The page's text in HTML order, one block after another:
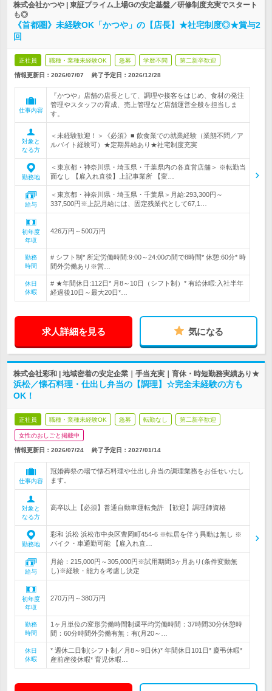
株式会社かつや | 東証プライム上場Gの安定基盤／研修制度充実でスタート
も◎
《首都圏》未経験OK「かつや」の【店長】★社宅制度◎★賞与2
回
正社員 職種・業種未経験OK 急募 学歴不問 第二新卒歓迎
情報更新日：2026/07/07 終了予定日： 2026/12/28
仕事内容
『かつや』店舗の店長として、調理や接客をはじめ、食材の発注
管理やスタッフの育成、売上管理など店舗運営全般を担当しま
す。
対象と
なる方
＜未経験歓迎！＞《必須》■ 飲食業での就業経験（業態不問／ア
ルバイト経験可）★定期昇給あり★社宅制度充実
勤務地
＜東京都・神奈川県・埼玉県・千葉県内の各直営店舗＞ ※転勤当
面なし 【雇入れ直後】上記事業所 【変…
給与
＜東京都・神奈川県・埼玉県・千葉県＞月給:293,300円～
337,500円※上記月給には、固定残業代として67,1…
初年度
年収
426万円～500万円
勤務
時間
# シフト制* 所定労働時間:9:00～24:00の間で8時間* 休憩:60分* 時
間外労働あり※営…
休日
休暇
# ★年間休日:112日* 月8～10日（シフト制）* 有給休暇:入社半年
経過後10日～最大20日*…
求人詳細を見る 気になる
株式会社彩和 | 地域密着の安定企業｜手当充実｜育休・時短勤務実績あり★
浜松／懐石料理・仕出し弁当の【調理】☆完全未経験の方も
OK！
正社員 職種・業種未経験OK 急募 転勤なし 第二新卒歓迎
女性のおしごと掲載中
情報更新日：2026/07/24 終了予定日： 2027/01/14
仕事内容
冠婚葬祭の場で懐石料理や仕出し弁当の調理業務をお任せいたし
ます。
対象と
なる方
高卒以上【必須】普通自動車運転免許 【歓迎】調理師資格
勤務地
彩和 浜松 浜松市中央区豊岡町454-6 ※転居を伴う異動は無し ※
バイク・車通勤可能 【雇入れ直…
給与
月給：215,000円～305,000円※試用期間3ヶ月あり(条件変動無
し)※経験・能力を考慮し決定
初年度
年収
270万円～380万円
勤務
時間
1ヶ月単位の変形労働時間制週平均労働時間：37時間30分休憩時
間：60分時間外労働有無：有(月20～…
休日
休暇
* 週休二日制(シフト制／月8～9日休)* 年間休日101日* 慶弔休暇*
産前産後休暇* 育児休暇…